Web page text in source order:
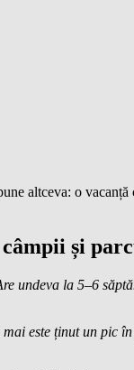
altceva: o
câmpii și
undeva la 5–6
este ținut un pic